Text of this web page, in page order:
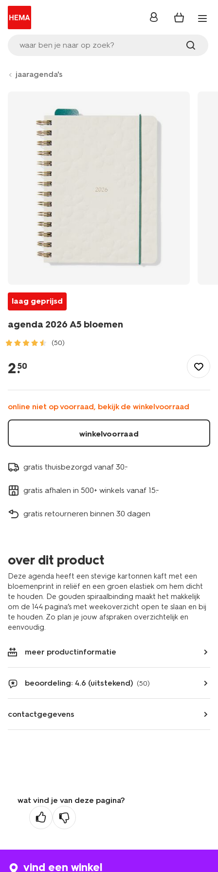
waar ben je naar op zoek?
inloggen
jaaragenda's
laag geprijsd
agenda 2026 A5 bloemen
(50)
kantoor/agendas/jaaragendas/agenda-
2026-
bloemen-
14500611.html
2.
50
online niet op voorraad, bekijk de winkelvoorraad
winkelvoorraad
gratis thuisbezorgd vanaf 30.-
gratis afhalen in 500+ winkels vanaf 15.-
gratis retourneren binnen 30 dagen
over dit product
Deze agenda heeft een stevige kartonnen kaft met een
bloemenprint in reliëf en een groen elastiek om hem dicht
te houden. De gouden spiraalbinding maakt het makkelijk
om de 144 pagina’s met weekoverzicht open te slaan en bij
te houden. Zo plan je jouw afspraken overzichtelijk en
eenvoudig.
meer productinformatie
beoordeling: 4.6 (uitstekend) (50)
contactgegevens
wat vind je van deze pagina?
vind een winkel